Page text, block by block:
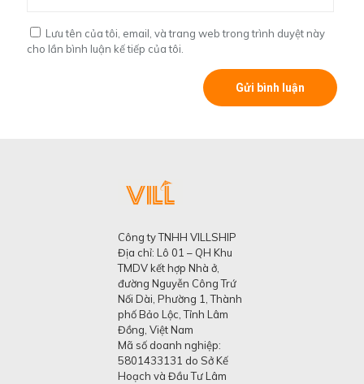
Lưu tên của tôi, email, và trang web trong trình duyệt này
cho lần bình luận kế tiếp của tôi.
Công ty TNHH VILLSHIP
Địa chỉ: Lô 01 – QH Khu
TMDV kết hợp Nhà ở,
đường Nguyễn Công Trứ
Nối Dài, Phường 1, Thành
phố Bảo Lộc, Tỉnh Lâm
Đồng, Việt Nam
Mã số doanh nghiệp:
5801433131 do Sở Kế
Hoạch và Đầu Tư Lâm